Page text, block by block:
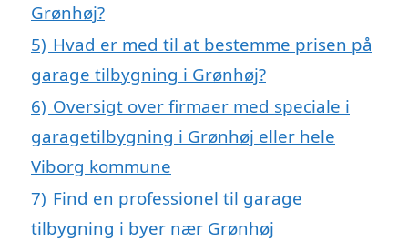
Grønhøj?
5) Hvad er med til at bestemme prisen på
garage tilbygning i Grønhøj?
6) Oversigt over firmaer med speciale i
garagetilbygning i Grønhøj eller hele
Viborg kommune
7) Find en professionel til garage
tilbygning i byer nær Grønhøj